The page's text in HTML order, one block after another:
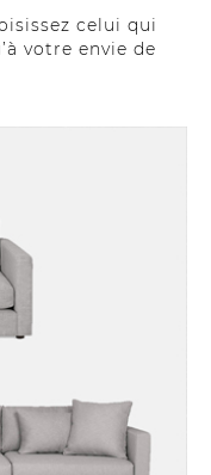
celui qui
votre envie de